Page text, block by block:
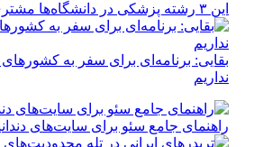
این ۳ رشته پزشکی در دانشگاه‌ها مشتری ندارد!
بقایی: برنامه‌ای برای سفر به
نداریم
راهنمای جامع سئو برای سایت‌های